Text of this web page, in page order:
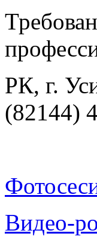
РК, г.
(82144)
Видео-